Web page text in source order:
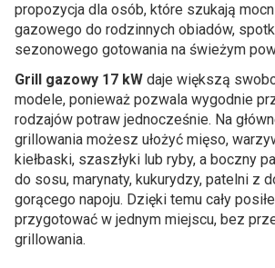
propozycja dla osób, które szukają
gazowego do rodzinnych obiadów,
sezonowego gotowania na świeżym
Grill gazowy 17 kW daje większą
modele, ponieważ pozwala wygodnie
rodzajów potraw jednocześnie. Na
grillowania możesz ułożyć mięso,
kiełbaski, szaszłyki lub ryby, a boczny
do sosu, marynaty, kukurydzy, patelni z
gorącego napoju. Dzięki temu cały
przygotować w jednym miejscu, bez
grillowania.